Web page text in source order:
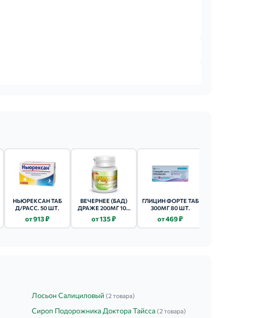
НЬЮРЕКСАН ТАБ
Д/РАСС. 50 ШТ.
от 913 ₽
ВЕЧЕРНЕЕ (БАД)
ДРАЖЕ 200МГ 100
ХМЕЛЬ МЯТА
от 135 ₽
ГЛИЦИН ФОРТЕ ТАБ
300МГ 80 ШТ.
от 469 ₽
Лосьон Салициловый (2 товара)
Сироп Подорожника Доктора Тайсса (2 товара)